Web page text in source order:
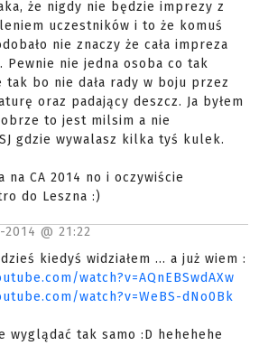
że nigdy nie będzie imprezy z
uczestników i to że komuś
nie znaczy że cała impreza
Pewnie nie jedna osoba co tak
tak bo nie dała rady w boju przez
oraz padający deszcz. Ja byłem
to jest milsim a nie
gdzie wywalasz kilka tyś kulek.
na CA 2014 no i oczywiście
do Leszna :)
2014 @ 21:22
kiedyś widziałem ... a już wiem :
watch?v=AQnEBSwdAXw
watch?v=WeBS-dNo0Bk
wyglądać tak samo :D hehehehe